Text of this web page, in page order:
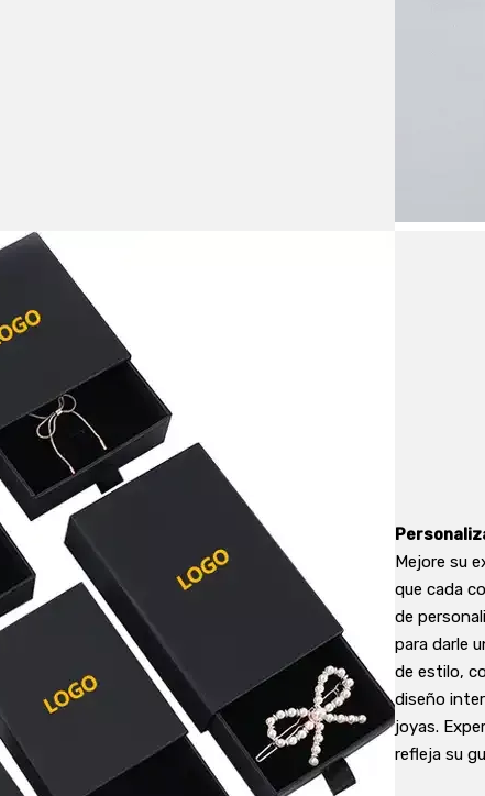
Mejore su
que cada
de
para darle
de estilo,
diseño
joyas.
refleja su